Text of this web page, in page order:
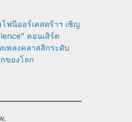
ฟนีออร์เคสตร้าฯ เชิญ
คอนเสิร์ต
เพลงคลาสสิกระดับ
ของโลก